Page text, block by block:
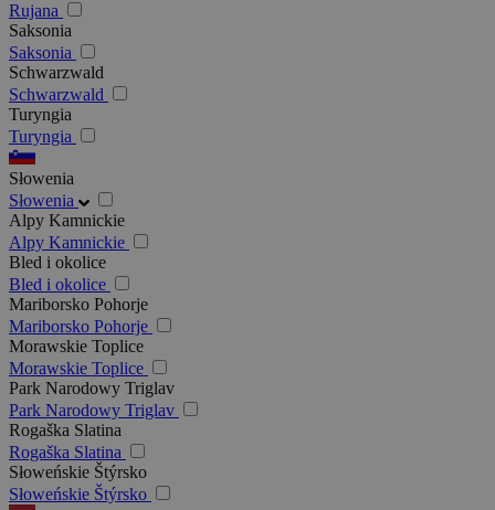
Rujana
Saksonia
Saksonia
Schwarzwald
Schwarzwald
Turyngia
Turyngia
Słowenia
Słowenia
Alpy Kamnickie
Alpy Kamnickie
Bled i okolice
Bled i okolice
Mariborsko Pohorje
Mariborsko Pohorje
Morawskie Toplice
Morawskie Toplice
Park Narodowy Triglav
Park Narodowy Triglav
Rogaška Slatina
Rogaška Slatina
Słoweńskie Štýrsko
Słoweńskie Štýrsko